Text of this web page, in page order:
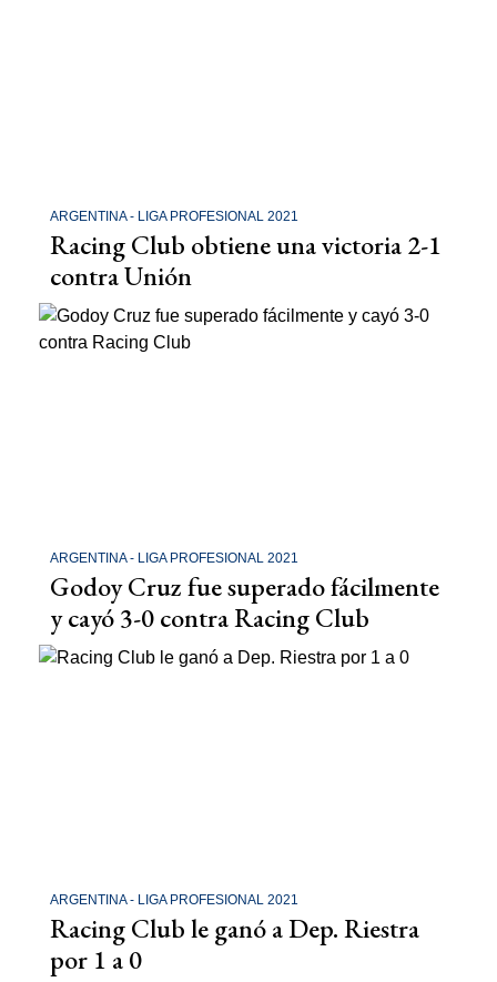
ARGENTINA - LIGA PROFESIONAL 2021
Racing Club obtiene una victoria 2-1
contra Unión
ARGENTINA - LIGA PROFESIONAL 2021
Godoy Cruz fue superado fácilmente
y cayó 3-0 contra Racing Club
ARGENTINA - LIGA PROFESIONAL 2021
Racing Club le ganó a Dep. Riestra
por 1 a 0